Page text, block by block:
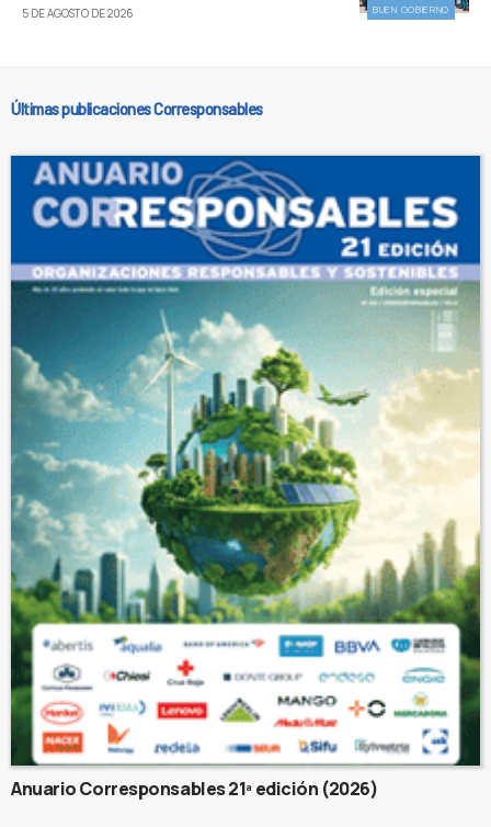
BUEN GOBIERNO
5 DE AGOSTO DE 2026
Últimas publicaciones Corresponsables
Anuario Corresponsables 21ª edición (2026)